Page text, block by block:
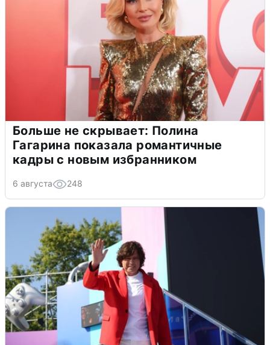
Больше не скрывает: Полина
Гагарина показала романтичные
кадры с новым избранником
6 августа 248